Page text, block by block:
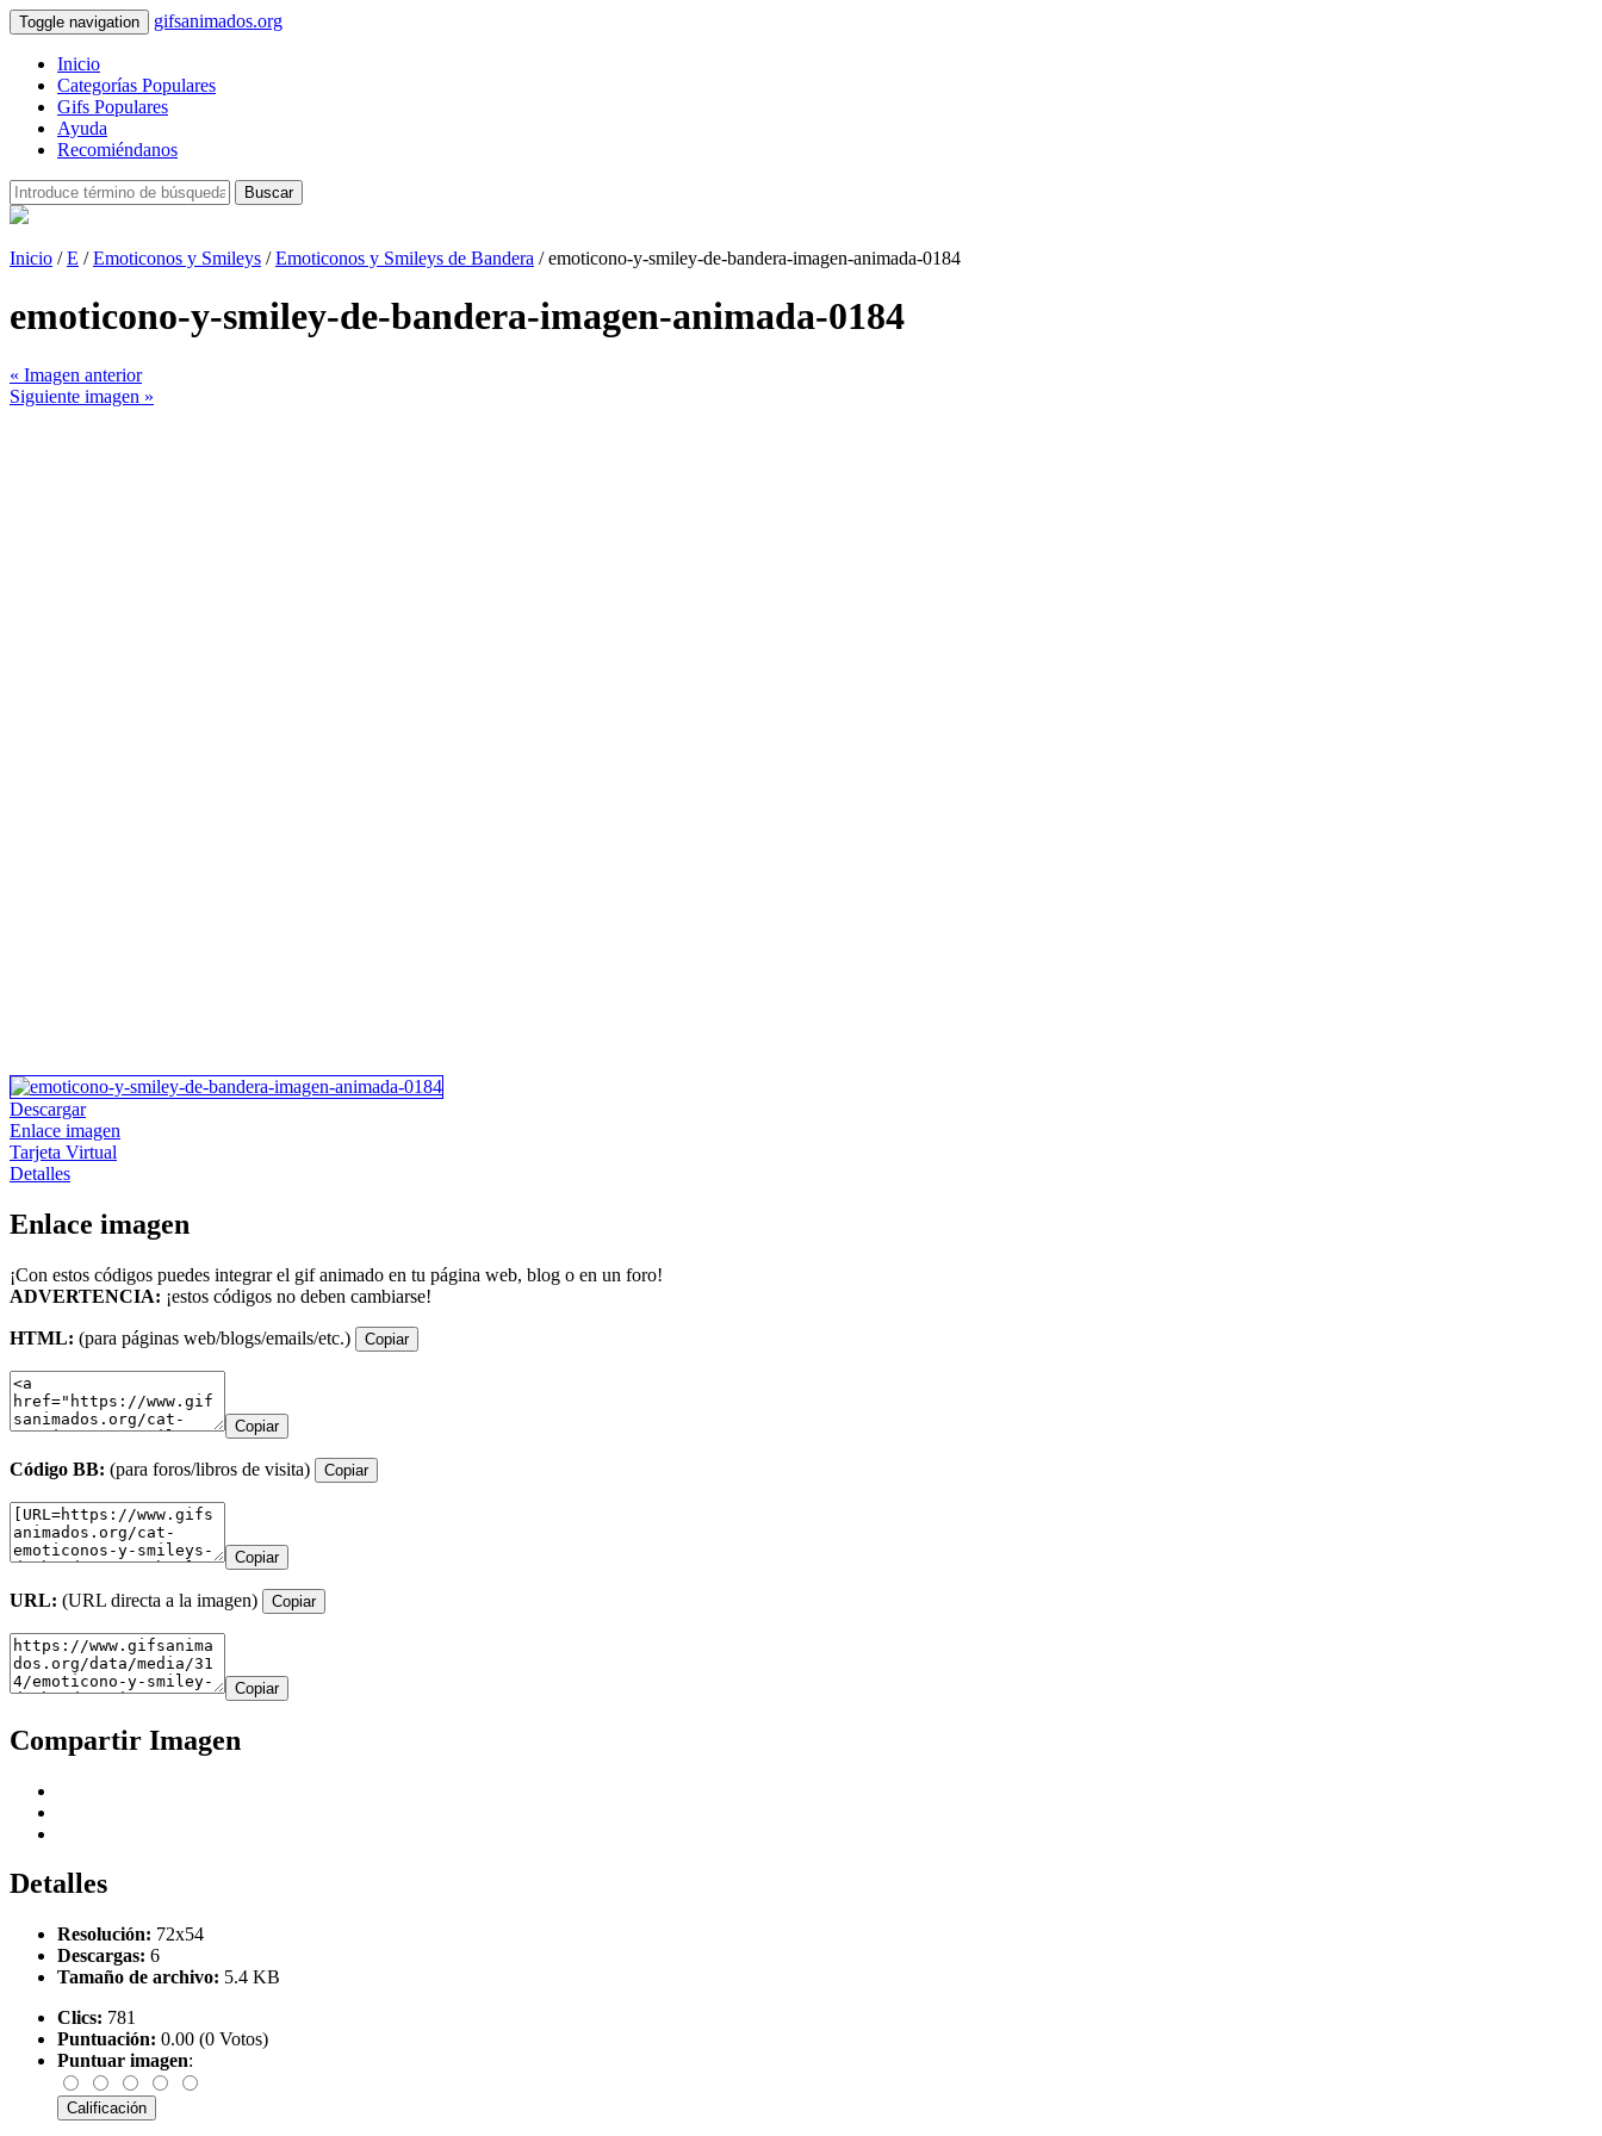
Toggle navigation gifsanimados.org
Inicio
Categorías Populares
Gifs Populares
Ayuda
Recomiéndanos
Buscar
Inicio /E /Emoticonos y Smileys /Emoticonos y Smileys de Bandera / emoticono-y-smiley-de-bandera-imagen-animada-0184
emoticono-y-smiley-de-bandera-imagen-animada-0184
« Imagen anterior
Siguiente imagen »
Descargar
Enlace imagen
Tarjeta Virtual
Detalles
Enlace imagen
¡Con estos códigos puedes integrar el gif animado en tu página web, blog o en un foro!
ADVERTENCIA: ¡estos códigos no deben cambiarse!
HTML: (para páginas web/blogs/emails/etc.) Copiar
Copiar
Código BB: (para foros/libros de visita) Copiar
Copiar
URL: (URL directa a la imagen) Copiar
Copiar
Compartir Imagen
Detalles
Resolución: 72x54
Descargas: 6
Tamaño de archivo: 5.4 KB
Clics: 781
Puntuación: 0.00 (0 Votos)
Puntuar imagen: